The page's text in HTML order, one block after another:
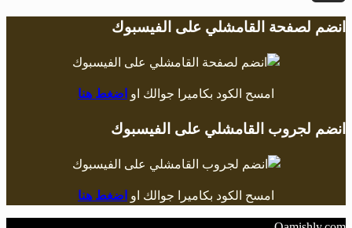
X
انضم لصفحة القامشلي على الفيسبوك
امسح الكود بكاميرا جوالك او اضغط هنا
انضم لجروب القامشلي على الفيسبوك
امسح الكود بكاميرا جوالك او اضغط هنا